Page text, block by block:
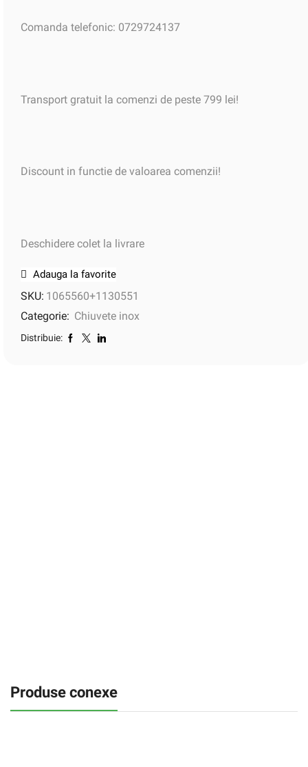
Comanda telefonic: 0729724137
Transport gratuit la comenzi de peste 799 lei!
Discount in functie de valoarea comenzii!
Deschidere colet la livrare
Adauga la favorite
SKU: 1065560+1130551
Categorie: Chiuvete inox
Distribuie:
Produse conexe